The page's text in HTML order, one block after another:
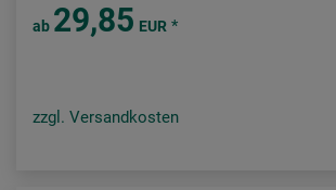
ab 29,85 EUR *
zzgl. Versandkosten